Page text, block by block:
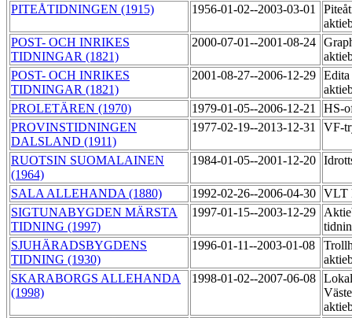
PITEÅTIDNINGEN (1915) 1956-01-02--2003-03-01
POST- OCH INRIKES
TIDNINGAR (1821)
2000-07-01--2001-08-24
POST- OCH INRIKES
TIDNINGAR (1821)
2001-08-27--2006-12-29
PROLETÄREN (1970)
1979-01-05--2006-12-21
HS-
PROVINSTIDNINGEN
DALSLAND (1911)
1977-02-19--2013-12-31 VF-
RUOTSIN SUOMALAINEN
(1964)
1984-01-05--2001-12-20
SALA ALLEHANDA (1880) 1992-02-26--2006-04-30 VLT
SIGTUNABYGDEN MÄRSTA
TIDNING (1997)
1997-01-15--2003-12-29
SJUHÄRADSBYGDENS
TIDNING (1930)
1996-01-11--2003-01-08
SKARABORGS ALLEHANDA
(1998)
1998-01-02--2007-06-08